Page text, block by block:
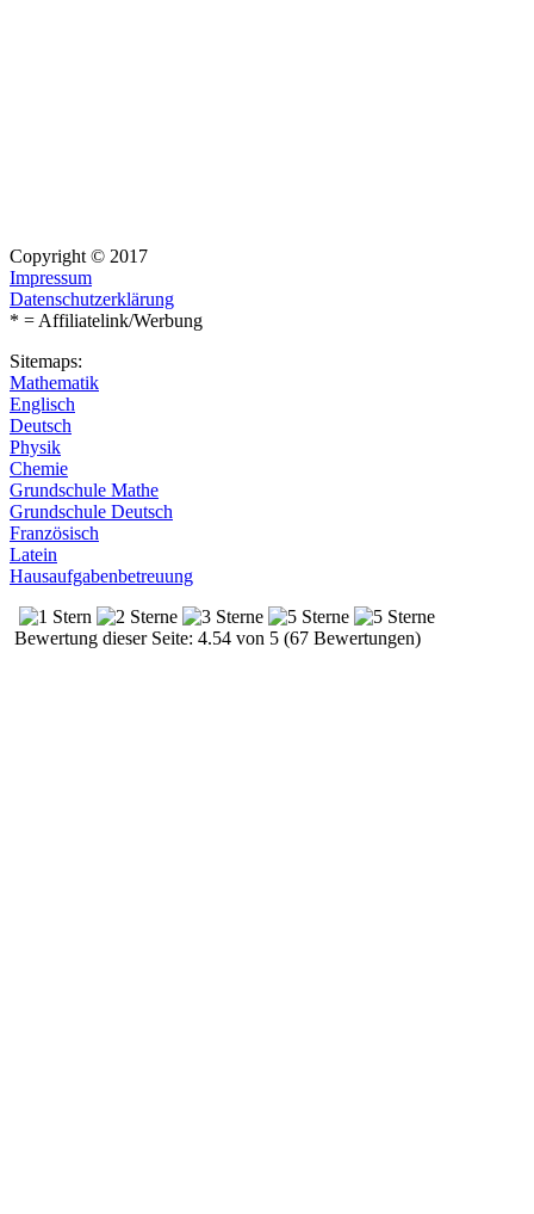
Copyright © 2017
Impressum
Datenschutzerklärung
* = Affiliatelink/Werbung
Sitemaps:
Mathematik
Englisch
Deutsch
Physik
Chemie
Grundschule Mathe
Grundschule Deutsch
Französisch
Latein
Hausaufgabenbetreuung
Bewertung dieser Seite: 4.54 von 5 (67 Bewertungen)